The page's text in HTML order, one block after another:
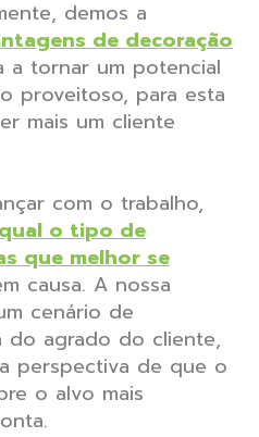
demos a
de decoração
a tornar um potencial
proveitoso, para esta
mais um cliente
com o trabalho,
o tipo de
que melhor se
causa. A nossa
cenário de
do agrado do cliente,
perspectiva de que o
o alvo mais